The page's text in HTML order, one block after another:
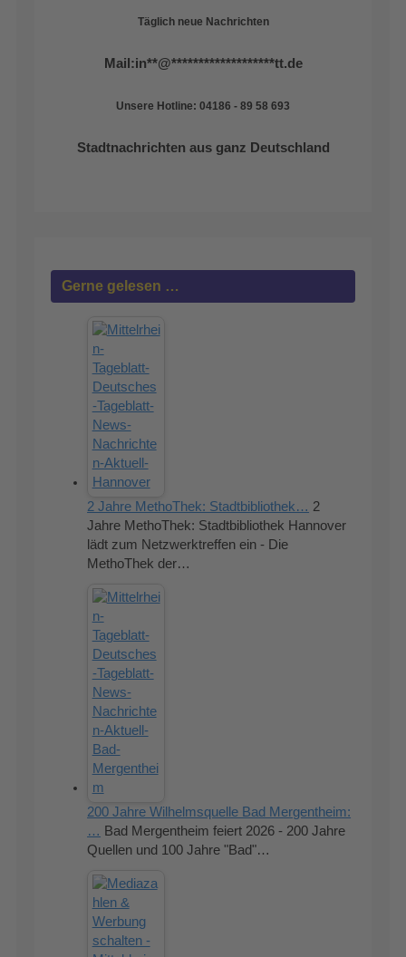
Täglich neue Nachrichten
Mail:in**@*******************tt.de
Unsere Hotline: 04186 - 89 58 693
Stadtnachrichten aus ganz Deutschland
Gerne gelesen …
2 Jahre MethoThek: Stadtbibliothek… 2
Jahre MethoThek: Stadtbibliothek Hannover
lädt zum Netzwerktreffen ein - Die
MethoThek der…
200 Jahre Wilhelmsquelle Bad Mergentheim:
… Bad Mergentheim feiert 2026 - 200 Jahre
Quellen und 100 Jahre "Bad"…